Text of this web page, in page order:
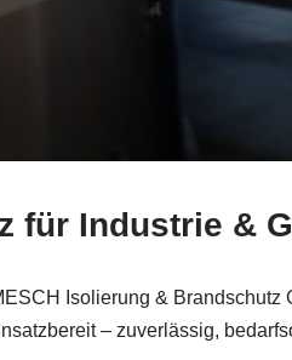
Industrie &
Isolierung &
– zuverlässig,